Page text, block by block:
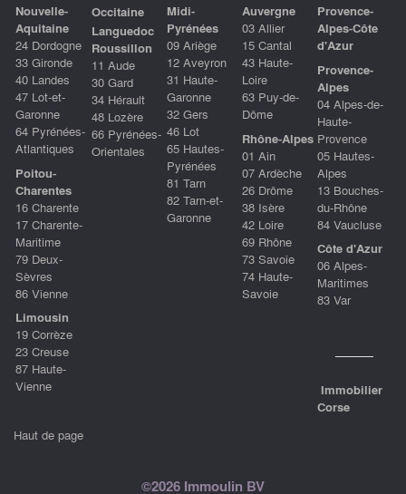
Nouvelle-
Aquitaine
24 Dordogne
33 Gironde
40 Landes
47 Lot-et-
Garonne
64 Pyrénées-
Atlantiques
Poitou-
Charentes
16 Charente
17 Charente-
Maritime
79 Deux-
Sèvres
86 Vienne
Limousin
19 Corrèze
23 Creuse
87 Haute-
Vienne
Occitaine
Languedoc
Roussillon
11 Aude
30 Gard
34 Hérault
48 Lozère
66 Pyrénées-
Orientales
Midi-
Pyrénées
09 Ariège
12 Aveyron
31 Haute-
Garonne
32 Gers
46 Lot
65 Hautes-
Pyrénées
81 Tarn
82 Tarn-et-
Garonne
Auvergne
03 Allier
15 Cantal
43 Haute-
Loire
63 Puy-de-
Dôme
Rhône-Alpes
01 Ain
07 Ardèche
26 Drôme
38 Isère
42 Loire
69 Rhône
73 Savoie
74 Haute-
Savoie
Provence-
Alpes-Côte
d'Azur
Provence-
Alpes
04 Alpes-de-
Haute-
Provence
05 Hautes-
Alpes
13 Bouches-
du-Rhône
84 Vaucluse
Côte d'Azur
06 Alpes-
Maritimes
83 Var
Immobilier
Corse
Haut de page
©2026 Immoulin BV